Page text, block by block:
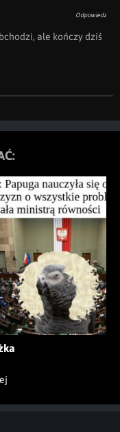
Odpowiedz
ale kończy dziś